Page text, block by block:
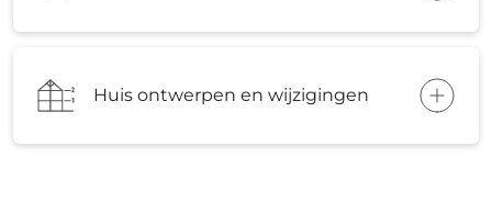
Huis ontwerpen en wijzigingen